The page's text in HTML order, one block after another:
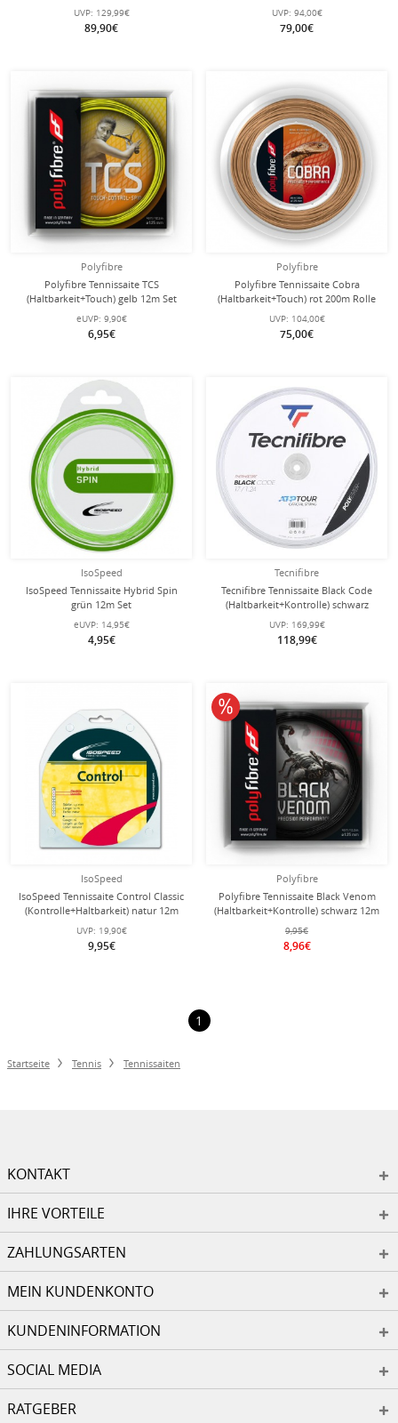
UVP: 129,99€
89,90€
UVP: 94,00€
79,00€
Polyfibre
Polyfibre Tennissaite TCS
(Haltbarkeit+Touch) gelb 12m Set
eUVP: 9,90€
6,95€
Polyfibre
Polyfibre Tennissaite Cobra
(Haltbarkeit+Touch) rot 200m Rolle
UVP: 104,00€
75,00€
IsoSpeed
IsoSpeed Tennissaite Hybrid Spin
grün 12m Set
eUVP: 14,95€
4,95€
Tecnifibre
Tecnifibre Tennissaite Black Code
(Haltbarkeit+Kontrolle) schwarz
200m Rolle
UVP: 169,99€
118,99€
IsoSpeed
IsoSpeed Tennissaite Control Classic
(Kontrolle+Haltbarkeit) natur 12m
Set
UVP: 19,90€
9,95€
Polyfibre
Polyfibre Tennissaite Black Venom
(Haltbarkeit+Kontrolle) schwarz 12m
Set
9,95€
8,96€
10% reduziert
1
Startseite Tennis Tennissaiten
KONTAKT
IHRE VORTEILE
ZAHLUNGSARTEN
MEIN KUNDENKONTO
KUNDENINFORMATION
SOCIAL MEDIA
RATGEBER